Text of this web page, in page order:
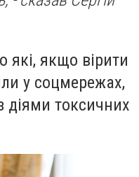
які, якщо вірити
у соцмережах,
діями токсичних